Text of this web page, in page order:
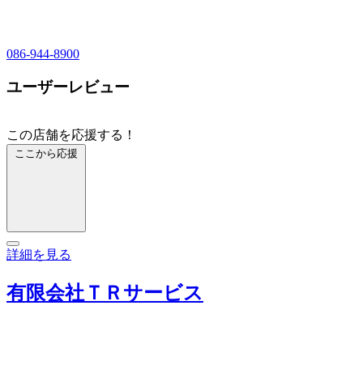
086-944-8900
ユーザーレビュー
この店舗を応援する！
ここから応援
詳細を見る
有限会社ＴＲサービス